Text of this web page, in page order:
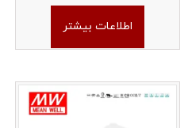
اطلاعات بیشتر